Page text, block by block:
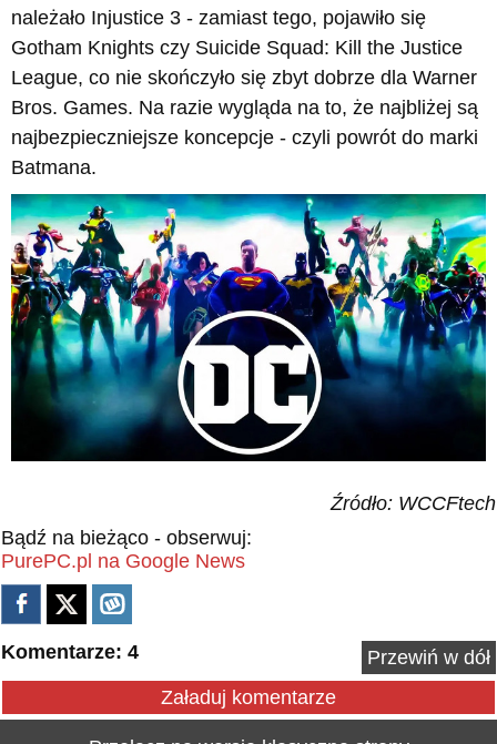
należało Injustice 3 - zamiast tego, pojawiło się
Gotham Knights czy Suicide Squad: Kill the Justice
League, co nie skończyło się zbyt dobrze dla Warner
Bros. Games. Na razie wygląda na to, że najbliżej są
najbezpieczniejsze koncepcje - czyli powrót do marki
Batmana.
Źródło: WCCFtech
Bądź na bieżąco - obserwuj:
PurePC.pl na Google News
Komentarze: 4
Przewiń w dół
Załaduj komentarze